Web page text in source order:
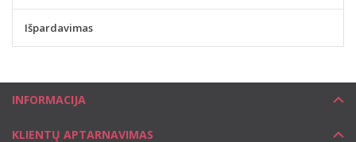
Išpardavimas
INFORMACIJA
KLIENTŲ APTARNAVIMAS